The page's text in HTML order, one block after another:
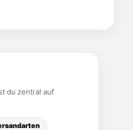
du zentral auf